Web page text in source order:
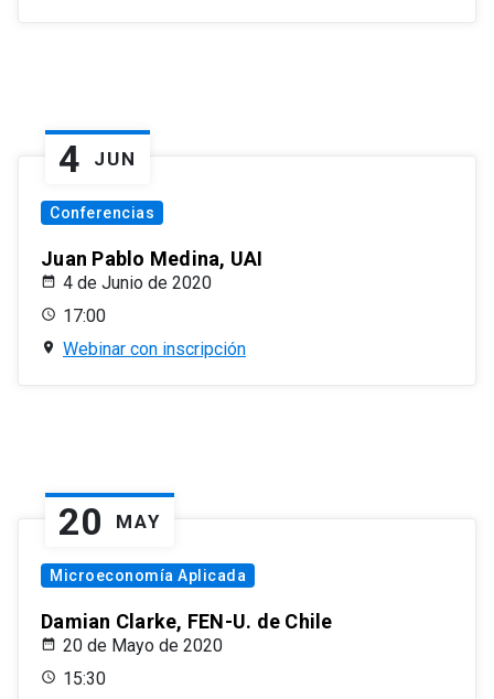
4 JUN
Conferencias
Juan Pablo Medina, UAI
4 de Junio de 2020
17:00
Webinar con inscripción
20 MAY
Microeconomía Aplicada
Damian Clarke, FEN-U. de Chile
20 de Mayo de 2020
15:30